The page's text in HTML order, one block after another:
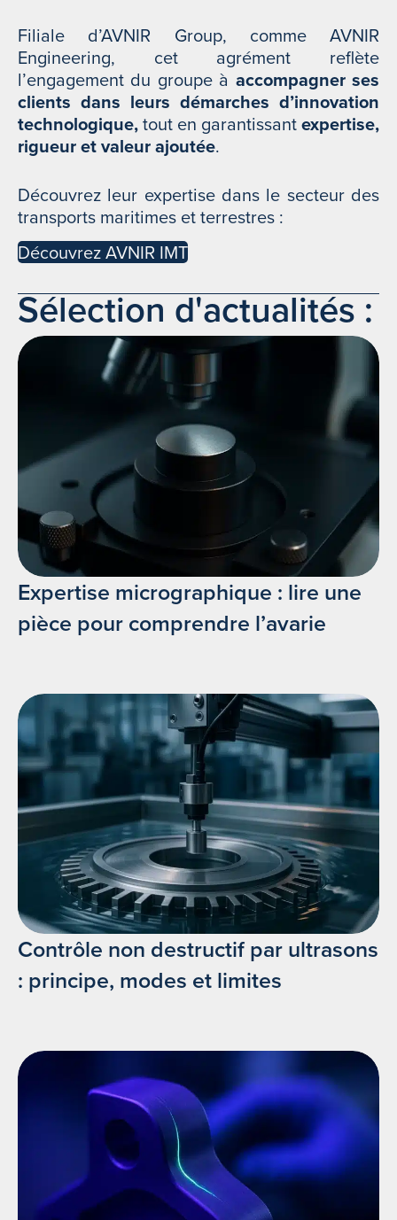
Filiale d’AVNIR Group, comme AVNIR
Engineering, cet agrément reflète
l’engagement du groupe à accompagner ses
clients dans leurs démarches d’innovation
technologique,tout en garantissantexpertise,
rigueur et valeur ajoutée.
Découvrez leur expertise dans le secteur des
transports maritimes et terrestres :
Découvrez AVNIR IMT
Sélection d'actualités :
Expertise micrographique : lire une
pièce pour comprendre l’avarie
Contrôle non destructif par ultrasons
: principe, modes et limites